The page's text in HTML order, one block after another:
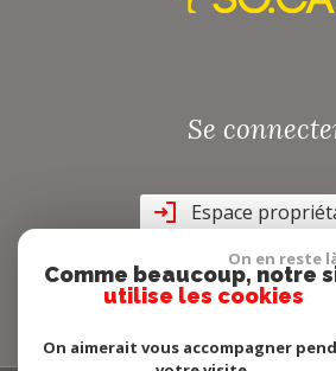
Se
Espace
On en reste
Comme beaucoup, notre
utilise les cookies
On aimerait vous accompagner